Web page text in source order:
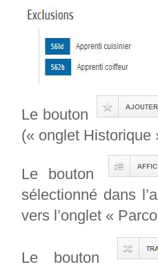
Le bouton
(« onglet Historique
Le bouton
sélectionné dans
vers l’onglet «
Le bouton